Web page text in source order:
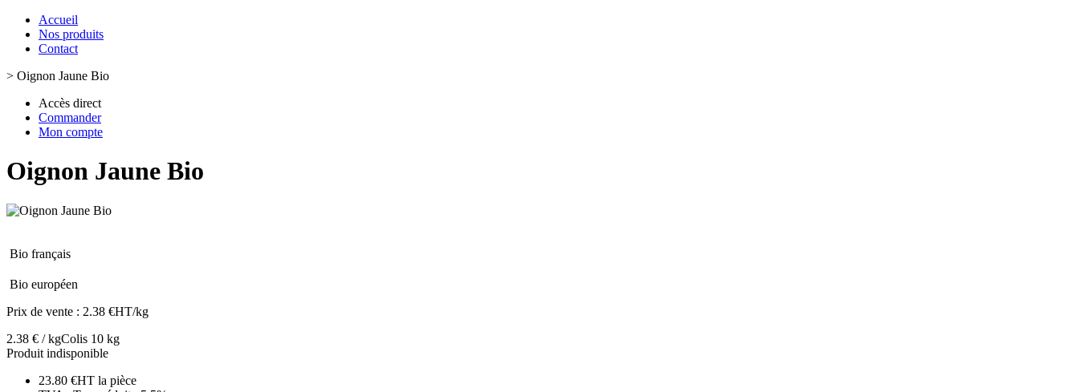
Accueil
Nos produits
Contact
> Oignon Jaune Bio
Accès direct
Commander
Mon compte
Oignon Jaune Bio
Bio français
Bio européen
Prix de vente : 2.38 €HT/kg
2.38 € / kgColis 10 kg
Produit indisponible
23.80 €HT la pièce